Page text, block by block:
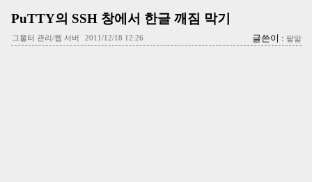
PuTTY의 SSH 창에서 한글 깨짐 막기
그물터 관리/웹 서버 2011/12/18 12:26 글쓴이 : 팥알